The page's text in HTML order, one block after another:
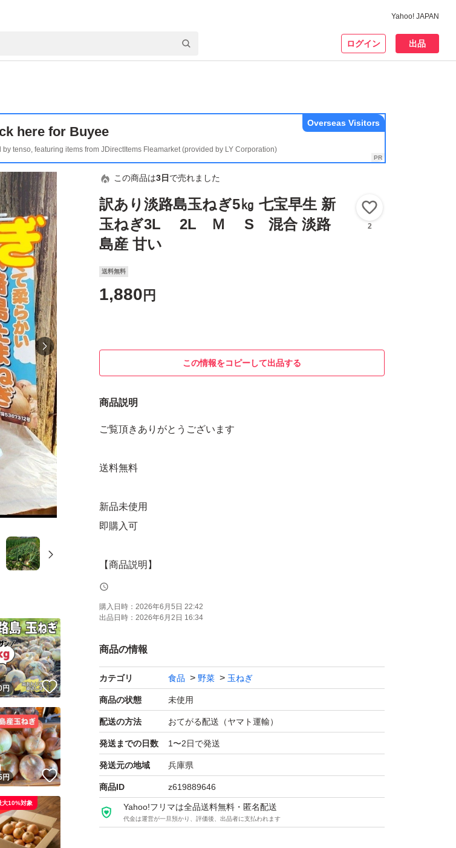
Yahoo! JAPAN
ログイン 出品
here for Buyee
tenso, featuring items from JDirectItems Fleamarket (provided by LY Corporation)
Overseas Visitors
この商品は3日 で売れました
訳あり淡路島玉ねぎ5㎏ 七宝早生 新
玉ねぎ3L 2L Ｍ S 混合 淡路
島産 甘い
2
送料無料
1,880 円
この情報をコピーして出品する
商品説明
ご覧頂きありがとうございます
送料無料
新品未使用
即購入可
【商品説明】
淡路島玉ねぎ 七宝早生(早生)品種
【内容量】
送料の都合上箱の重量込み３㎏以内とさせて頂きます
・少し傷があるもの
・肌が悪いもの
ですが、味は一等品と全く変わりません
気にならない方にはとってもリーズナブル価格です。
購入日時： 2026年6月5日 22:42
出品日時： 2026年6月2日 16:34
商品の情報
カテゴリ 食品 野菜 玉ねぎ
商品の状態 未使用
配送の方法 おてがる配送（ヤマト運輸）
発送までの日数 1〜2日で発送
発送元の地域 兵庫県
商品ID z619889646
Yahoo!フリマは全品送料無料・匿名配送
代金は運営が一旦預かり、評価後、出品者に支払われます
円 いいね！
円 いいね！
大10%対象